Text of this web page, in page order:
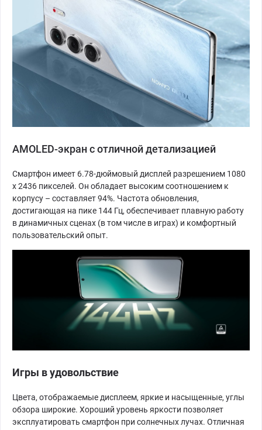
AMOLED-экран с отличной детализацией
Смартфон имеет 6.78-дюймовый дисплей разрешением 1080
х 2436 пикселей. Он обладает высоким соотношением к
корпусу – составляет 94%. Частота обновления,
достигающая на пике 144 Гц, обеспечивает плавную работу
в динамичных сценах (в том числе в играх) и комфортный
пользовательский опыт.
Игры в удовольствие
Цвета, отображаемые дисплеем, яркие и насыщенные, углы
обзора широкие. Хороший уровень яркости позволяет
эксплуатировать смартфон при солнечных лучах. Отличная